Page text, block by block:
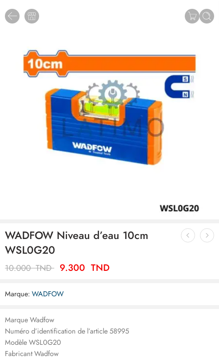
WADFOW Niveau d’eau 10cm
WSL0G20
10.000TND 9.300 TND
Marque: WADFOW
Marque Wadfow
Numéro d’identification de l’article 58995
Modèle WSL0G20
Fabricant Wadfow